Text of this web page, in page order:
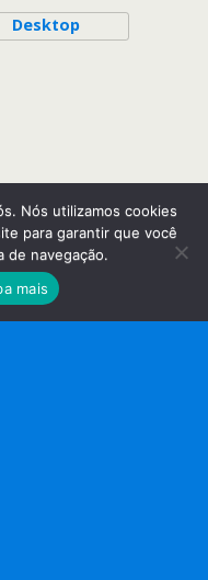
Desktop
Nós utilizamos cookies
para garantir que você
de navegação.
mais